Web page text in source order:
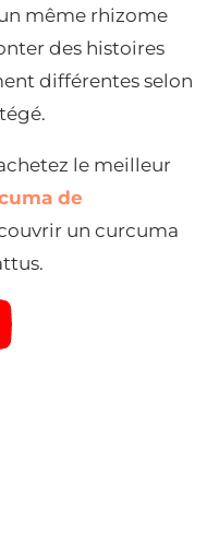
même rhizome
des histoires
différentes selon
le meilleur
de
un curcuma